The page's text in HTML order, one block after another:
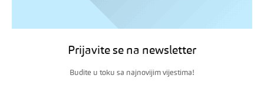
Prijavite se na newsletter
Budite u toku sa najnovijim vijestima!